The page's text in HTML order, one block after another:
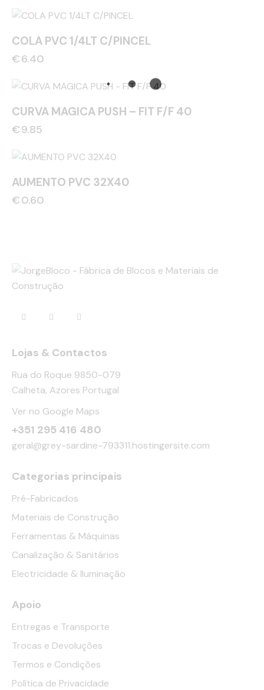
COLA PVC 1/4LT C/PINCEL
€6.40
CURVA MAGICA PUSH – FIT F/F 40
€9.85
AUMENTO PVC 32X40
€0.60
Lojas & Contactos
Rua do Roque 9850-079
Calheta, Azores Portugal
Ver no Google Maps
+351 295 416 480
geral@grey-sardine-793311.hostingersite.com
Categorias principais
Pré-Fabricados
Materiais de Construção
Ferramentas & Máquinas
Canalização & Sanitários
Electricidade & Iluminação
Apoio
Entregas e Transporte
Trocas e Devoluções
Termos e Condições
Política de Privacidade